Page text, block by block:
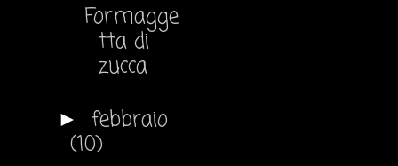
Formagge
tta di
zucca
► febbraio
(10)